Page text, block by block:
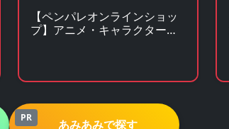
【ペンパレオンラインショッ
プ】アニメ・キャラクターグ
PR あみあみで探す